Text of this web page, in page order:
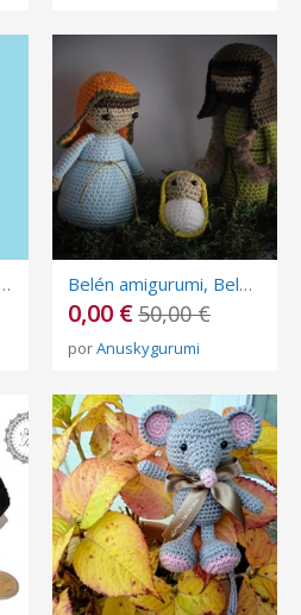
Hipopótamo rosa amigurumi Belén amigurumi, Belén artesano, artesania con hilos.
0,00 €50,00 €
porAnuskygurumi